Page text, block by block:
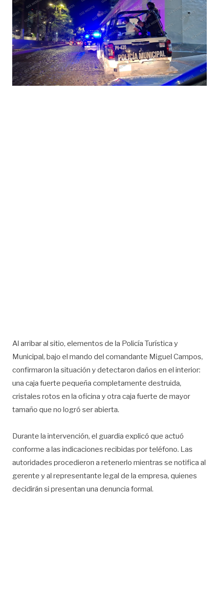
Al arribar al sitio, elementos de la Policía Turística y
Municipal, bajo el mando del comandante Miguel Campos,
confirmaron la situación y detectaron daños en el interior:
una caja fuerte pequeña completamente destruida,
cristales rotos en la oficina y otra caja fuerte de mayor
tamaño que no logró ser abierta.
Durante la intervención, el guardia explicó que actuó
conforme a las indicaciones recibidas por teléfono. Las
autoridades procedieron a retenerlo mientras se notifica al
gerente y al representante legal de la empresa, quienes
decidirán si presentan una denuncia formal.